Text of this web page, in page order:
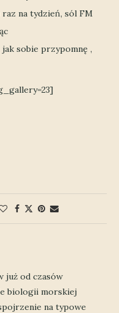
raz na tydzień, sól FM
sobie przypomnę ,
już od czasów
biologii morskiej
na typowe